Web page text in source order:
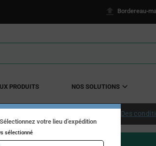
Bordereau-
PRODUITS NOS SOLUTIONS
continentaux à partir de 50 $ US. Des
Sélectionnez votre lieu d’expédition
sélectionné